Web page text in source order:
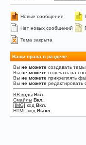
Новые сообщения
Нет новых сообщений
Тема закрыта
Ваши права в разделе
Вы не можете создавать темы
Вы не можете отвечать на
Вы не можете прикреплять
Вы не можете редактировать
BB-коды Вкл.
Смайлы Вкл.
[IMG] код Вкл.
HTML код Выкл.